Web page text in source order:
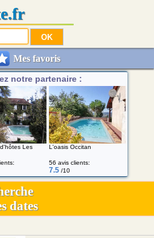
notre partenaire :
Les
L'oasis Occitan
56 avis clients:
7.5 /10
Mes favoris
dates